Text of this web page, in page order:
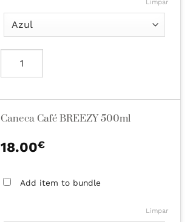
Limpar
Caneca Café BREEZY 500ml
18.00€
Add item to bundle
Limpar